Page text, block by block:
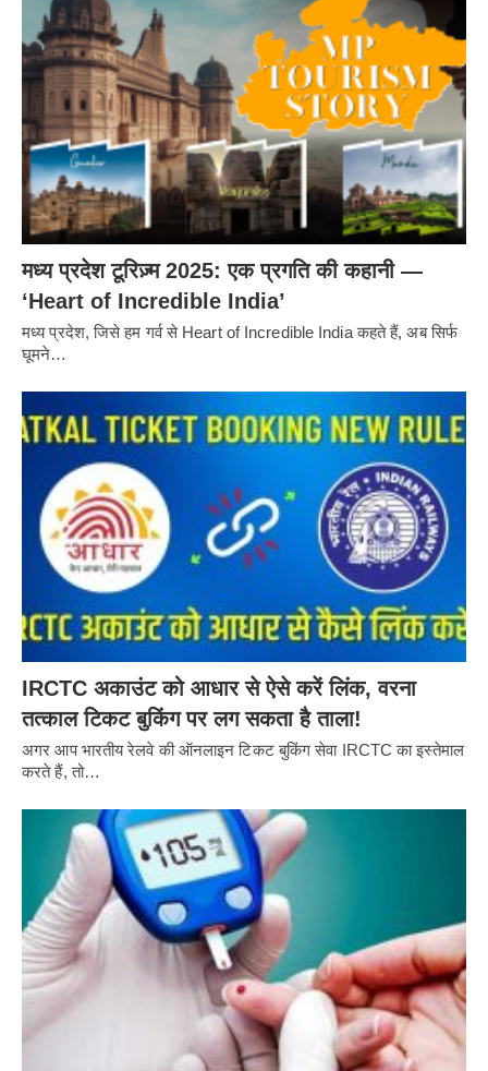
मध्य प्रदेश टूरिज़्म 2025: एक प्रगति की कहानी —
‘Heart of Incredible India’
मध्य प्रदेश, जिसे हम गर्व से Heart of Incredible India कहते हैं, अब सिर्फ
घूमने…
IRCTC अकाउंट को आधार से ऐसे करें लिंक, वरना
तत्काल टिकट बुकिंग पर लग सकता है ताला!
अगर आप भारतीय रेलवे की ऑनलाइन टिकट बुकिंग सेवा IRCTC का इस्तेमाल
करते हैं, तो…